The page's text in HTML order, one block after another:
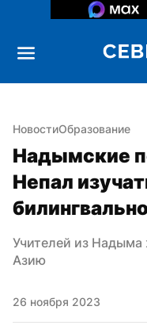
НовостиОбразование
Надымские
Непал
Учителей из
Азию
26 ноября 2023